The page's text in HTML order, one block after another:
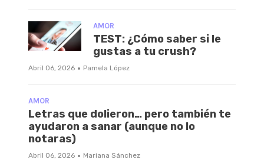
AMOR
TEST: ¿Cómo saber si le
gustas a tu crush?
Abril 06, 2026 · Pamela López
AMOR
Letras que dolieron… pero también te
ayudaron a sanar (aunque no lo
notaras)
Abril 06, 2026 · Mariana Sánchez